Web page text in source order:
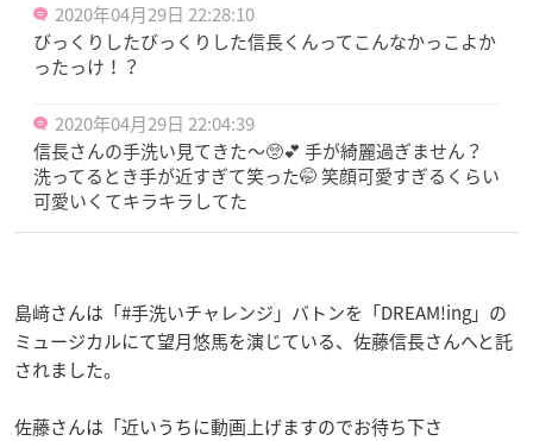
2020年04月29日 22:28:10
びっくりしたびっくりした信長くんってこんなかっこよか
ったっけ！？
2020年04月29日 22:04:39
信長さんの手洗い見てきた～🥺💕 手が綺麗過ぎません？
洗ってるとき手が近すぎて笑った🤭 笑顔可愛すぎるくらい
可愛いくてキラキラしてた
島﨑さんは「#手洗いチャレンジ」バトンを「DREAM!ing」の
ミュージカルにて望月悠馬を演じている、佐藤信長さんへと託
されました。
佐藤さんは「近いうちに動画上げますのでお待ち下さ